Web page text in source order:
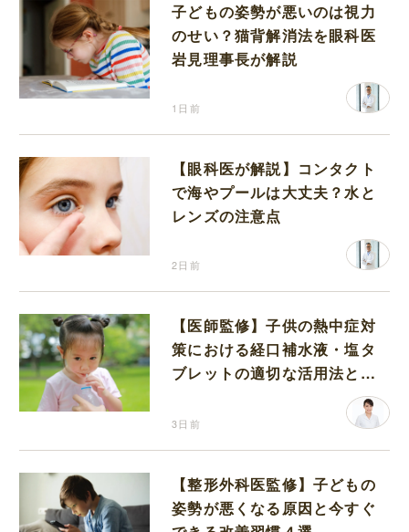
子どもの姿勢が悪いのは視力
のせい？猫背解消法を眼科医
岩見理事長が解説
1日前
【眼科医が解説】コンタクト
で海やプールは大丈夫？水と
レンズの注意点
2日前
【医師監修】子供の熱中症対
策における経口補水液・塩タ
ブレットの適切な活用法と水
3日前
【整形外科医監修】子どもの
姿勢が悪くなる原因と今すぐ